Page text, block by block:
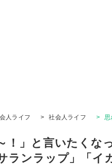
人ライフ > 社会人ライフ > 思
！」と言いたくな
ランラップ」「イ